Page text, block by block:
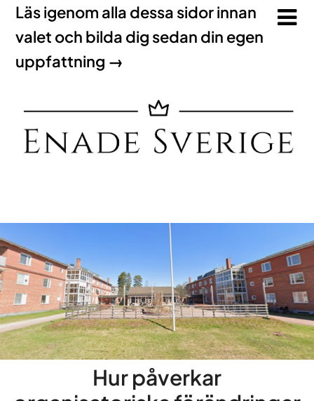
Läs igenom alla dessa sidor innan
valet och bilda dig sedan din egen
uppfattning →
Hur påverkar